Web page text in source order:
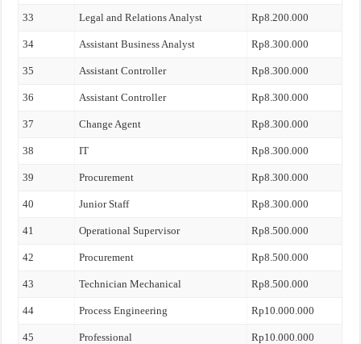
33 Legal and Relations Analyst Rp8.200.000
34 Assistant Business Analyst Rp8.300.000
35 Assistant Controller Rp8.300.000
36 Assistant Controller Rp8.300.000
37 Change Agent Rp8.300.000
38 IT Rp8.300.000
39 Procurement Rp8.300.000
40 Junior Staff Rp8.300.000
41 Operational Supervisor Rp8.500.000
42 Procurement Rp8.500.000
43 Technician Mechanical Rp8.500.000
44 Process Engineering Rp10.000.000
45 Professional Rp10.000.000